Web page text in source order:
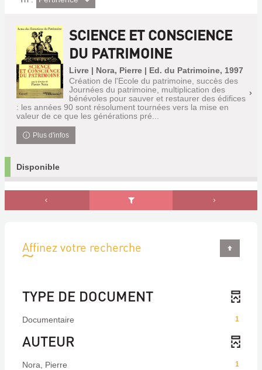
imédiat)
SCIENCE ET CONSCIENCE
DU PATRIMOINE
Livre | Nora, Pierre | Ed. du Patrimoine, 1997
Création de l'Ecole du patrimoine, succès des
Journées du patrimoine, multiplication des
bénévoles pour sauver et restaurer des édifices
: les années 90 sont résolument tournées vers la mise en
valeur de ce que les générations pré...
Plus d'infos
Disponible
Affinez votre recherche
TYPE DE DOCUMENT
1
Documentaire
AUTEUR
1
Nora, Pierre